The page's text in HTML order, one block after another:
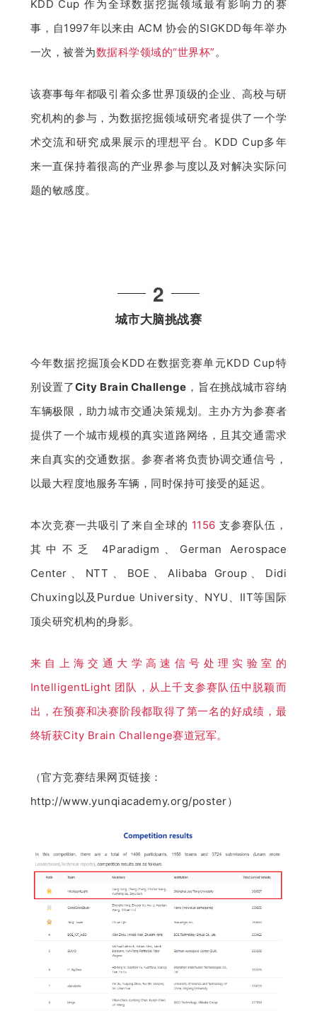
KDD Cup 作为全球数据挖掘领域最有影响力的赛
事，自1997年以来由 ACM 协会的SIGKDD每年举办
一次，被誉为数据科学领域的“世界杯” 。
该赛事每年都吸引着众多世界顶级的企业、高校与研
究机构的参与，为数据挖掘领域研究者提供了一个学
术交流和研究成果展示的理想平台。KDD Cup多年
来一直保持着很高的产业界参与度以及对解决实际问
题的敏感度。
2
城市大脑挑战赛
今年数据挖掘顶会KDD在数据竞赛单元KDD Cup特
别设置了City Brain Challenge ，旨在挑战城市容纳
车辆极限，助力城市交通决策规划。主办方为参赛者
提供了一个城市规模的真实道路网络，且其交通需求
来自真实的交通数据。参赛者将负责协调交通信号，
以最大程度地服务车辆，同时保持可接受的延迟。
本次竞赛一共吸引了来自全球的 1156 支参赛队伍，
其中不乏 4Paradigm、German Aerospace
Center、NTT、BOE、Alibaba Group、Didi
Chuxing以及Purdue University、NYU、IIT等国际
顶尖研究机构的身影。
来自上海交通大学高速信号处理实验室的
IntelligentLight 团队，从上千支参赛队伍中脱颖而
出，在预赛和决赛阶段都取得了第一名的好成绩，最
终斩获City Brain Challenge赛道冠军。
（官方竞赛结果网页链接：
http://www.yunqiacademy.org/poster）